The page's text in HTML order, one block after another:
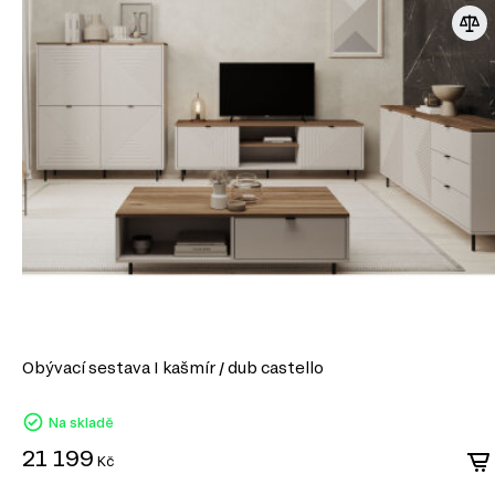
Úložný prostor
Nástěnné police a skříňky
Obývací sestava I kašmír / dub castello
Na skladě
21 199 Kč